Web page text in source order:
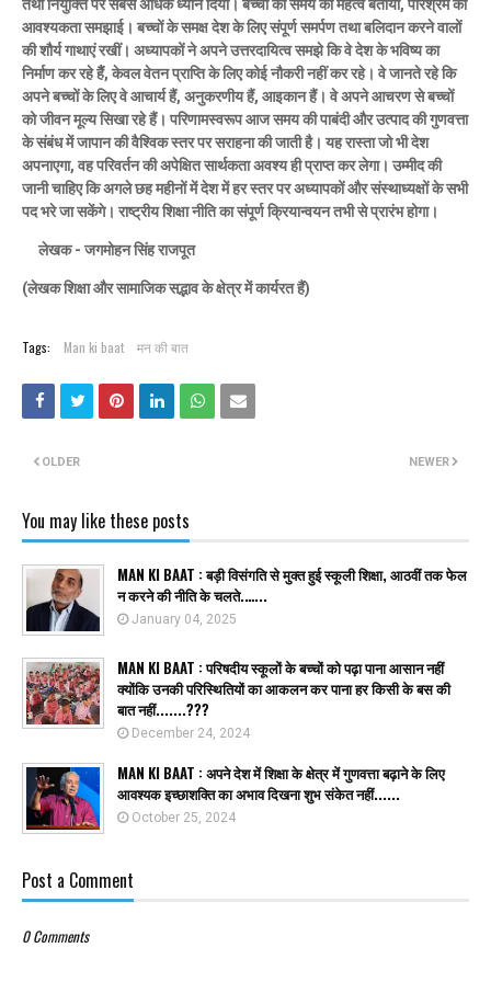
तथा नियुक्ति पर सबसे अधिक ध्यान दिया। बच्चों को समय का महत्व बताया, परिश्रम की
आवश्यकता समझाई। बच्चों के समक्ष देश के लिए संपूर्ण समर्पण तथा बलिदान करने वालों
की शौर्य गाथाएं रखीं। अध्यापकों ने अपने उत्तरदायित्व समझे कि वे देश के भविष्य का
निर्माण कर रहे हैैं, केवल वेतन प्राप्ति के लिए कोई नौकरी नहीं कर रहे। वे जानते रहे कि
अपने बच्चों के लिए वे आचार्य हैं, अनुकरणीय हैं, आइकान हैं। वे अपने आचरण से बच्चों
को जीवन मूल्य सिखा रहे हैं। परिणामस्वरूप आज समय की पाबंदी और उत्पाद की गुणवत्ता
के संबंध में जापान की वैश्विक स्तर पर सराहना की जाती है। यह रास्ता जो भी देश
अपनाएगा, वह परिवर्तन की अपेक्षित सार्थकता अवश्य ही प्राप्त कर लेगा। उम्मीद की
जानी चाहिए कि अगले छह महीनों में देश में हर स्तर पर अध्यापकों और संस्थाध्यक्षों के सभी
पद भरे जा सकेंगे। राष्ट्रीय शिक्षा नीति का संपूर्ण क्रियान्वयन तभी से प्रारंभ होगा।
लेखक - जगमोहन सिंह राजपूत
(लेखक शिक्षा और सामाजिक सद्भाव के क्षेत्र में कार्यरत हैं)
Tags: Man ki baat मन की बात
NEWER
OLDER
You may like these posts
MAN KI BAAT : बड़ी विसंगति से मुक्त हुई स्कूली शिक्षा, आठवीं तक फेल
न करने की नीति के चलते.…...
January 04, 2025
MAN KI BAAT : परिषदीय स्कूलों के बच्चों को पढ़ा पाना आसान नहीं
क्योंकि उनकी परिस्थितियों का आकलन कर पाना हर किसी के बस की
बात नहीं.......???
December 24, 2024
MAN KI BAAT : अपने देश में शिक्षा के क्षेत्र में गुणवत्ता बढ़ाने के लिए
आवश्यक इच्छाशक्ति का अभाव दिखना शुभ संकेत नहीं......
October 25, 2024
Post a Comment
0 Comments